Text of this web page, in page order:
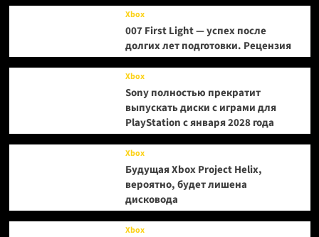
Xbox
007 First Light — успех после
долгих лет подготовки. Рецензия
Xbox
Sony полностью прекратит
выпускать диски с играми для
PlayStation с января 2028 года
Xbox
Будущая Xbox Project Helix,
вероятно, будет лишена
дисковода
Xbox